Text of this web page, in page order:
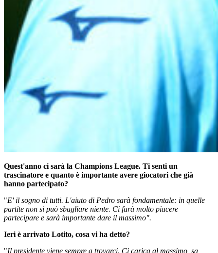
Quest'anno ci sarà la Champions League. Ti senti un
trascinatore e quanto è importante avere giocatori che già
hanno partecipato?
"E' il sogno di tutti. L'aiuto di Pedro sarà fondamentale: in quelle
partite non si può sbagliare niente. Ci farà molto piacere
partecipare e sarà importante dare il massimo".
Ieri è arrivato Lotito, cosa vi ha detto?
"Il presidente viene sempre a trovarci. Ci carica al massimo, sa